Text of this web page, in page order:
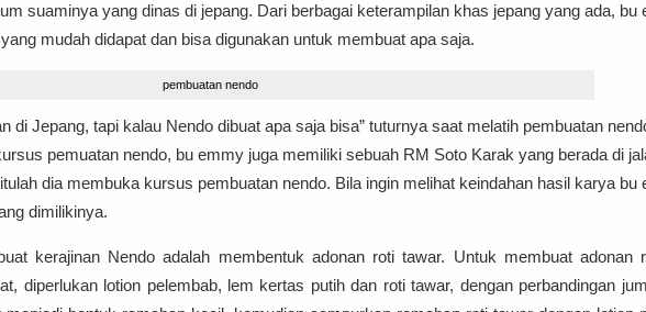
suaminya yang dinas di jepang. Dari berbagai keterampilan khas jepang yang ada, bu
mudah didapat dan bisa digunakan untuk membuat apa saja.
pembuatan nendo
di Jepang, tapi kalau Nendo dibuat apa saja bisa” tuturnya saat melatih pembuatan
pemuatan nendo, bu emmy juga memiliki sebuah RM Soto Karak yang berada di
dia membuka kursus pembuatan nendo. Bila ingin melihat keindahan hasil karya bu
dimilikinya.
kerajinan Nendo adalah membentuk adonan roti tawar. Untuk membuat adonan
diperlukan lotion pelembab, lem kertas putih dan roti tawar, dengan perbandingan